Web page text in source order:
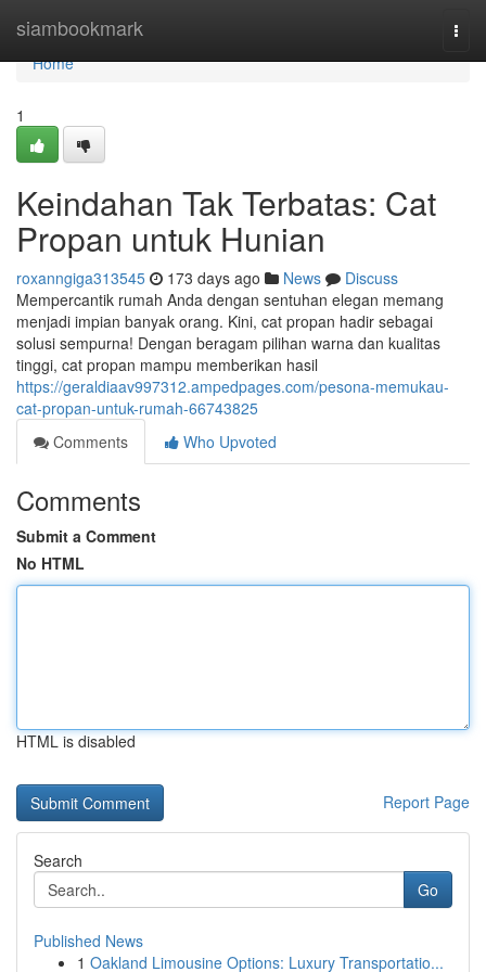
siambookmark
Home
Home
1
Keindahan Tak Terbatas: Cat
Propan untuk Hunian
roxanngiga313545 173 days ago News
Discuss
Mempercantik rumah Anda dengan sentuhan elegan memang
menjadi impian banyak orang. Kini, cat propan hadir sebagai
solusi sempurna! Dengan beragam pilihan warna dan kualitas
tinggi, cat propan mampu memberikan hasil
https://geraldiaav997312.ampedpages.com/pesona-memukau-
cat-propan-untuk-rumah-66743825
Comments
Who Upvoted
Comments
Submit a Comment
No HTML
HTML is disabled
Report Page
Search
Go
Published News
1 Oakland Limousine Options: Luxury Transportatio...